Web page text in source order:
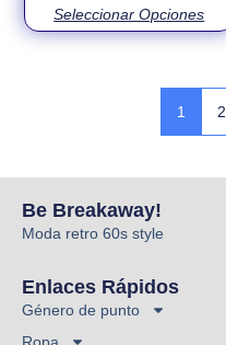
Seleccionar Opciones
1 2
Be Breakaway!
Moda retro 60s style
Enlaces Rápidos
Género de punto